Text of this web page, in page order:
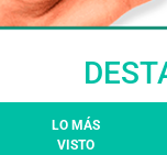
LO MÁS
VISTO